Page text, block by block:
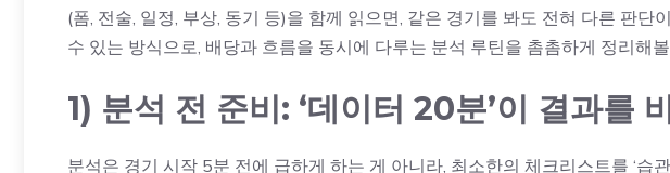
(폼, 전술, 일정, 부상, 동기 등)을 함께 읽으면, 같은 경기를 봐도 전혀 다른 판단
수 있는 방식으로, 배당과 흐름을 동시에 다루는 분석 루틴을 촘촘하게 정리해
1) 분석 전 준비: ‘데이터 20분’이 결과를
분석은 경기 시작 5분 전에 급하게 하는 게 아니라, 최소한의 체크리스트를 ‘습